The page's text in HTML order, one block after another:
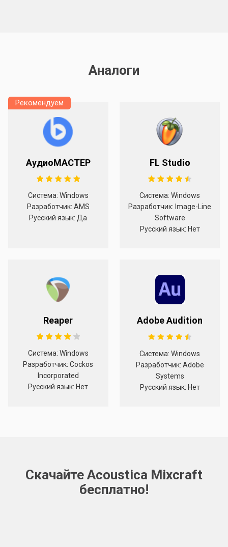
Аналоги
Рекомендуем
АудиоМАСТЕР
Система: Windows
Разработчик: AMS
Русский язык: Да
FL Studio
Система: Windows
Разработчик: Image-Line
Software
Русский язык: Нет
Reaper
Система: Windows
Разработчик: Cockos
Incorporated
Русский язык: Нет
Adobe Audition
Система: Windows
Разработчик: Adobe
Systems
Русский язык: Нет
Скачайте Acoustica Mixcraft
бесплатно!